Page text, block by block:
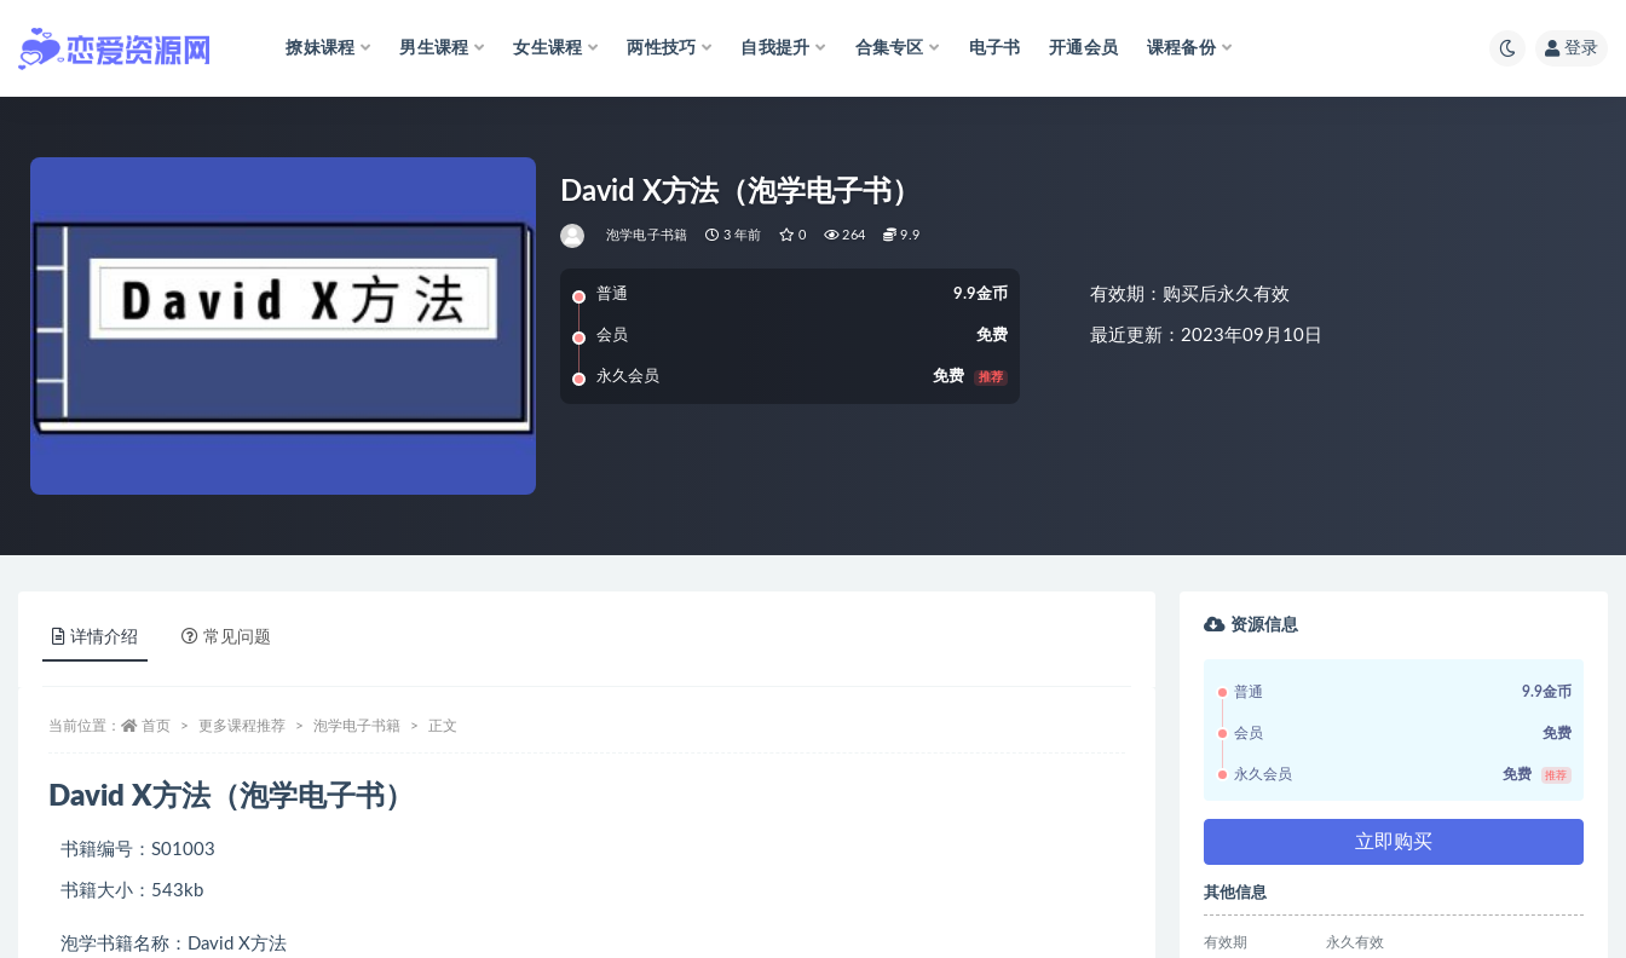
撩妹课程 男生课程 女生课程 两性技巧 自我提升 合集专区 电子书 开通会员 课程备份 登录
David X方法（泡学电子书）
泡学电子书籍 3 年前 0 264 9.9
普通 9.9金币
会员 免费
永久会员 免费 推荐
有效期：购买后永久有效
最近更新：2023年09月10日
详情介绍 常见问题
当前位置： 首页 更多课程推荐 泡学电子书籍 正文
David X方法（泡学电子书）
书籍编号：S01003
书籍大小：543kb
泡学书籍名称：David X方法
资源信息
普通 9.9金币
会员 免费
永久会员 免费 推荐
立即购买
其他信息
有效期 永久有效